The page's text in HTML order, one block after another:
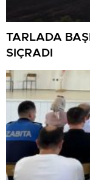
TARLADA
SIÇRADI